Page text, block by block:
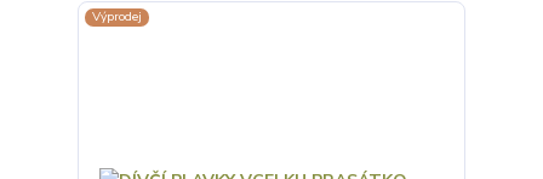
Výprodej